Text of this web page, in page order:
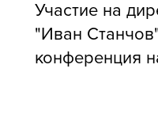
Участие на
"Иван
конференция